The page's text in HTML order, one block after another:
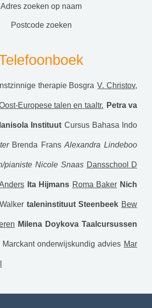
adres zoeken op naam
postcode zoeken
therapie Bosgra V. Christov,
Europese talen en taaltr. Petra va
Instituut Cursus Bahasa Indo
Brenda Frans Alexandra Lindeboo
pianiste Nicole Snaas Dansschool D
Ita Hijmans Roma Baker Nich
taleninstituut Steenbeek Bew
Milena Doykova Taalcursussen
Marckant onderwijskundig advies Mar